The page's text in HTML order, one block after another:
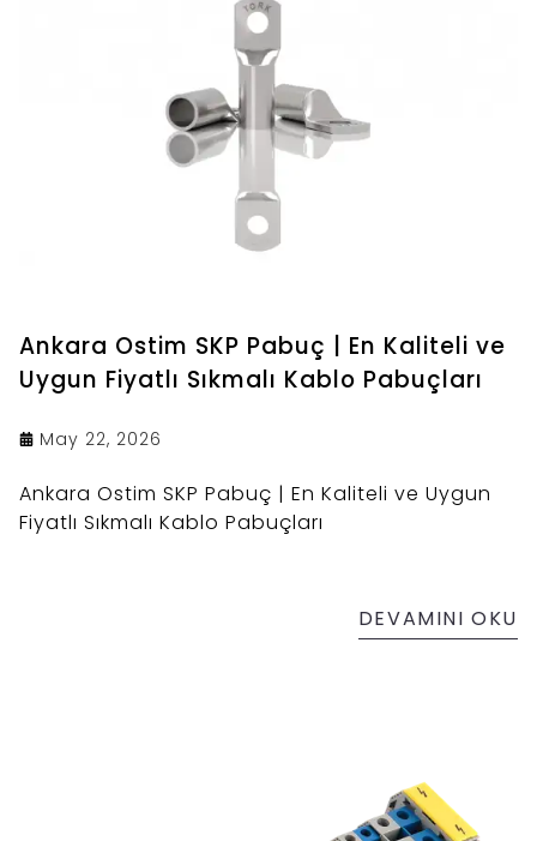
Ankara Ostim SKP Pabuç | En Kaliteli ve
Uygun Fiyatlı Sıkmalı Kablo Pabuçları
May 22, 2026
Ankara Ostim SKP Pabuç | En Kaliteli ve Uygun
Fiyatlı Sıkmalı Kablo Pabuçları
DEVAMINI OKU